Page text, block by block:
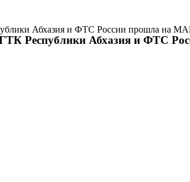
Абхазия и ФТС России прошла на
ГТК Республики Абхазия и ФТС